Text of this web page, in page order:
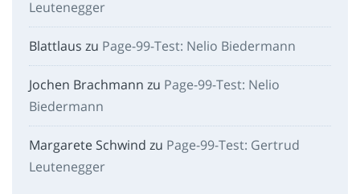
Leutenegger
Blattlaus zu Page-99-Test: Nelio Biedermann
Jochen Brachmann zu Page-99-Test: Nelio
Biedermann
Margarete Schwind zu Page-99-Test: Gertrud
Leutenegger